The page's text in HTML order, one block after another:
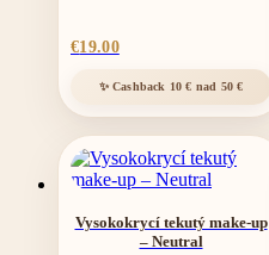
€19.00
Vysokokrycí tekutý make-up
– Neutral